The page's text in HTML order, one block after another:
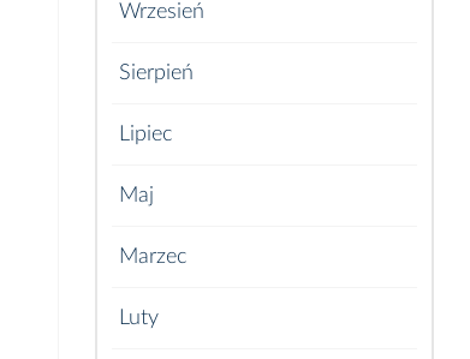
Wrzesień
Sierpień
Lipiec
Maj
Marzec
Luty